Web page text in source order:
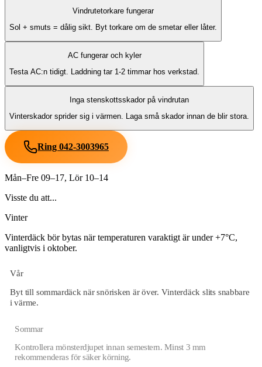
Vindrutetorkare fungerar
Sol + smuts = dålig sikt. Byt torkare om de smetar eller låter.
AC fungerar och kyler
Testa AC:n tidigt. Laddning tar 1-2 timmar hos verkstad.
Inga stenskottsskador på vindrutan
Vinterskador sprider sig i värmen. Laga små skador innan de blir stora.
Ring 042-3003965
Mån–Fre 09–17, Lör 10–14
Visste du att...
Vinter
Vinterdäck bör bytas när temperaturen varaktigt är under +7°C,
vanligtvis i oktober.
Vår
Byt till sommardäck när snörisken är över. Vinterdäck slits snabbare
i värme.
Sommar
Kontrollera mönsterdjupet innan semestern. Minst 3 mm
rekommenderas för säker körning.